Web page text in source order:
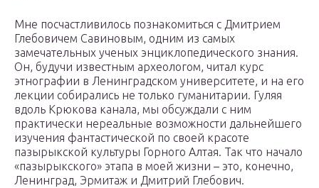
Мне посчастливилось познакомиться с Дмитрием
Глебовичем Савиновым, одним из самых
замечательных ученых энциклопедического знания.
Он, будучи известным археологом, читал курс
этнографии в Ленинградском университете, и на его
лекции собирались не только гуманитарии. Гуляя
вдоль Крюкова канала, мы обсуждали с ним
практически нереальные возможности дальнейшего
изучения фантастической по своей красоте
пазырыкской культуры Горного Алтая. Так что начало
«пазырыкского» этапа в моей жизни – это, конечно,
Ленинград, Эрмитаж и Дмитрий Глебович.